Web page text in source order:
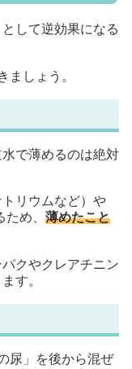
して逆効果になる
ましょう。
水で薄めるのは絶対
リウムなど）や
め、 薄めたこと
クやクレアチニン
す。
尿」を後から混ぜ